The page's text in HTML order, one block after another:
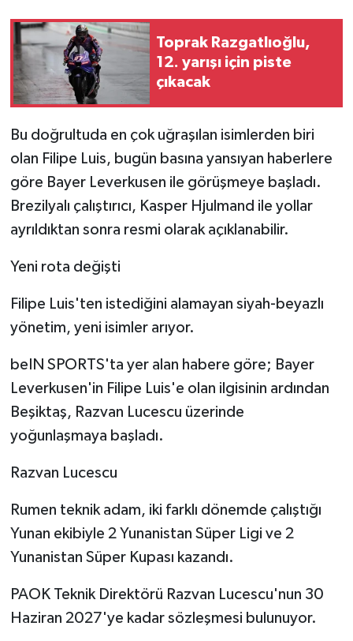
Toprak Razgatlıoğlu,
12. yarışı için piste
çıkacak
Bu doğrultuda en çok uğraşılan isimlerden biri
olan Filipe Luis, bugün basına yansıyan haberlere
göre Bayer Leverkusen ile görüşmeye başladı.
Brezilyalı çalıştırıcı, Kasper Hjulmand ile yollar
ayrıldıktan sonra resmi olarak açıklanabilir.
Yeni rota değişti
Filipe Luis'ten istediğini alamayan siyah-beyazlı
yönetim, yeni isimler arıyor.
beIN SPORTS'ta yer alan habere göre; Bayer
Leverkusen'in Filipe Luis'e olan ilgisinin ardından
Beşiktaş, Razvan Lucescu üzerinde
yoğunlaşmaya başladı.
Razvan Lucescu
Rumen teknik adam, iki farklı dönemde çalıştığı
Yunan ekibiyle 2 Yunanistan Süper Ligi ve 2
Yunanistan Süper Kupası kazandı.
PAOK Teknik Direktörü Razvan Lucescu'nun 30
Haziran 2027'ye kadar sözleşmesi bulunuyor.
Yeme-İçme
Yemek